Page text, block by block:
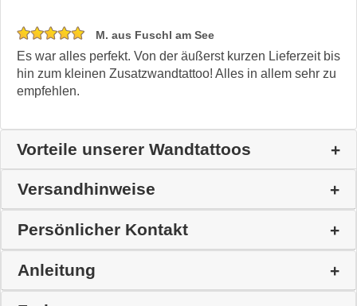
M. aus Fuschl am See
Es war alles perfekt. Von der äußerst kurzen Lieferzeit bis
hin zum kleinen Zusatzwandtattoo! Alles in allem sehr zu
empfehlen.
Vorteile unserer Wandtattoos
Versandhinweise
Persönlicher Kontakt
Anleitung